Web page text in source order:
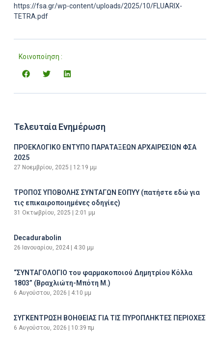
https://fsa.gr/wp-content/uploads/2025/10/FLUARIX-
TETRA.pdf
Κοινοποίηση :
Τελευταία Ενημέρωση
ΠΡΟΕΚΛΟΓΙΚΟ ΕΝΤΥΠΟ ΠΑΡΑΤΑΞΕΩΝ ΑΡΧΑΙΡΕΣΙΩΝ ΦΣΑ
2025
27 Νοεμβρίου, 2025 12:19 μμ
ΤΡΟΠΟΣ ΥΠΟΒΟΛΗΣ ΣΥΝΤΑΓΩΝ ΕΟΠΥΥ (πατήστε εδώ για
τις επικαιροποιημένες οδηγίες)
31 Οκτωβρίου, 2025 2:01 μμ
Decadurabolin
26 Ιανουαρίου, 2024 4:30 μμ
“ΣΥΝΤΑΓΟΛΟΓΙΟ του φαρμακοποιού Δημητρίου Κόλλα
1803” (Βραχλιώτη-Μπότη Μ.)
6 Αυγούστου, 2026 4:10 μμ
ΣΥΓΚΕΝΤΡΩΣΗ ΒΟΗΘΕΙΑΣ ΓΙΑ ΤΙΣ ΠΥΡΟΠΛΗΚΤΕΣ ΠΕΡΙΟΧΕΣ
6 Αυγούστου, 2026 10:39 πμ